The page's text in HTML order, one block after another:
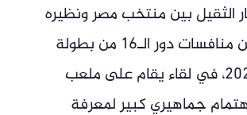
الثقيل بين منتخب مصر ونظيره
الأرجنتين، ضمن منافسات دور الـ16 من بطولة
كأس العالم 2026، في لقاء يقام على ملعب
جماهيري كبير لمعرفة